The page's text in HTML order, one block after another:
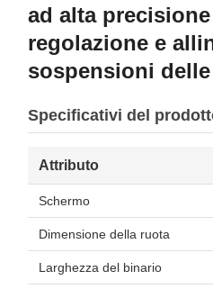
ad alta
regolazione e
sospensioni
Specificativi del
Attributo
Schermo
Dimensione della ruota
Larghezza del binario